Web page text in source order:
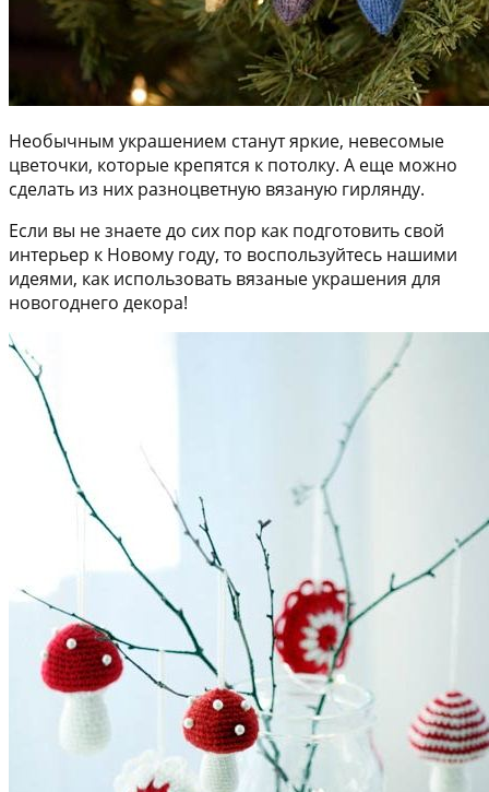
Необычным украшением станут яркие, невесомые
цветочки, которые крепятся к потолку. А еще можно
сделать из них разноцветную вязаную гирлянду.
Если вы не знаете до сих пор как подготовить свой
интерьер к Новому году, то воспользуйтесь нашими
идеями, как использовать вязаные украшения для
новогоднего декора!